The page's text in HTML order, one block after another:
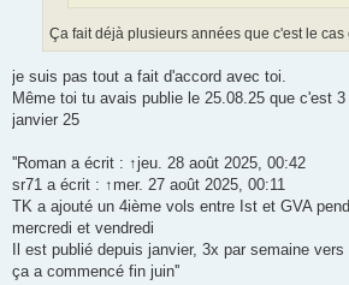
Ça fait déjà plusieurs années que c'est le cas
je suis pas tout a fait d'accord avec toi.
Même toi tu avais publie le 25.08.25 que c'est
janvier 25
''Roman a écrit : ↑jeu. 28 août 2025, 00:42
sr71 a écrit : ↑mer. 27 août 2025, 00:11
TK a ajouté un 4ième vols entre Ist et GVA
mercredi et vendredi
Il est publié depuis janvier, 3x par semaine
ça a commencé fin juin''